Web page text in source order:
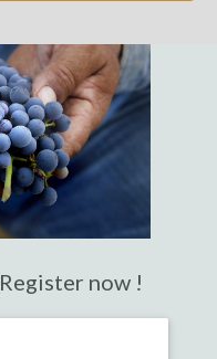
Register now !